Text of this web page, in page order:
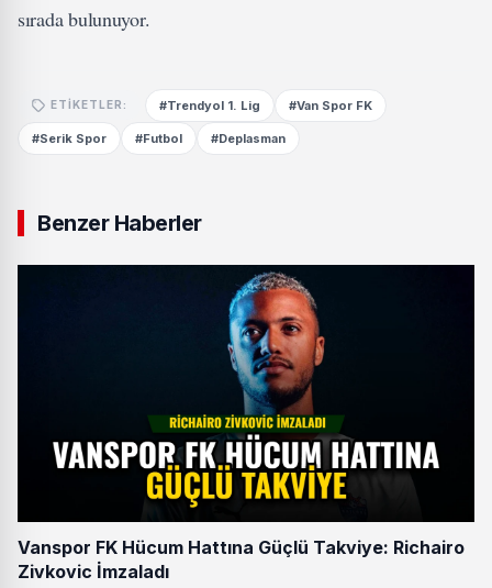
sırada bulunuyor.
ETIKETLER: #Trendyol 1. Lig #Van Spor FK
#Serik Spor #Futbol #Deplasman
Benzer Haberler
Vanspor FK Hücum Hattına Güçlü Takviye: Richairo
Zivkovic İmzaladı